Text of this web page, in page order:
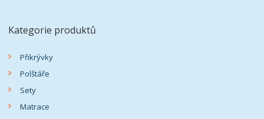
Kategorie produktů
Přikrývky
Polštáře
Sety
Matrace